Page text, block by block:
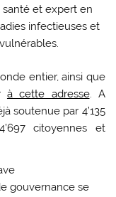
et expert en
infectieuses et
entier, ainsi que
à cette adresse. A
soutenue par 4’135
citoyennes et
gouvernance se